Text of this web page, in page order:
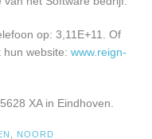
op: 3,11E+11. Of
hun website: www.reign-
XA in Eindhoven.
NOORD